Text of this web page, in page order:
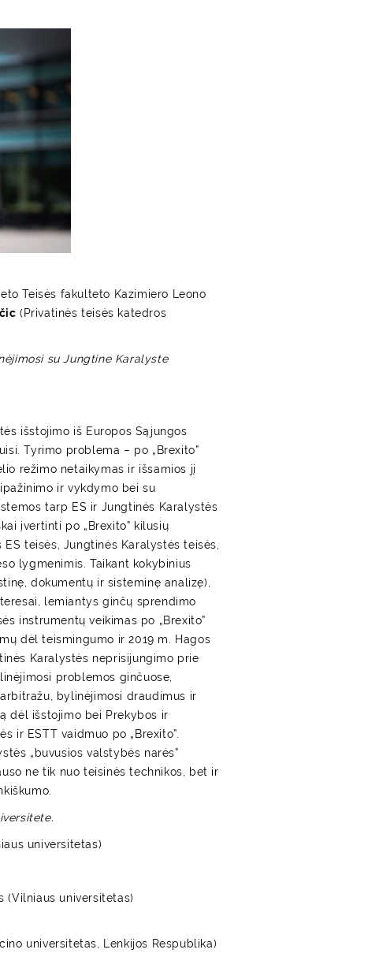
Teisės fakulteto Kazimiero Leono
(Privatinės teisės katedros
su Jungtine Karalyste
išstojimo iš Europos Sąjungos
Tyrimo problema – po „Brexito”
režimo netaikymas ir išsamios jį
ir vykdymo bei su
tarp ES ir Jungtinės Karalystės
įvertinti po „Brexito” kilusių
teisės, Jungtinės Karalystės teisės,
lygmenimis. Taikant kokybinius
dokumentų ir sisteminę analizę),
lemiantys ginčų sprendimo
instrumentų veikimas po „Brexito”
dėl teismingumo ir 2019 m. Hagos
Karalystės neprisijungimo prie
problemos ginčuose,
bylinėjimosi draudimus ir
dėl išstojimo bei Prekybos ir
ir ESTT vaidmuo po „Brexito”.
„buvusios valstybės narės”
ne tik nuo teisinės technikos, bet ir
universitetas)
(Vilniaus universitetas)
universitetas, Lenkijos Respublika)